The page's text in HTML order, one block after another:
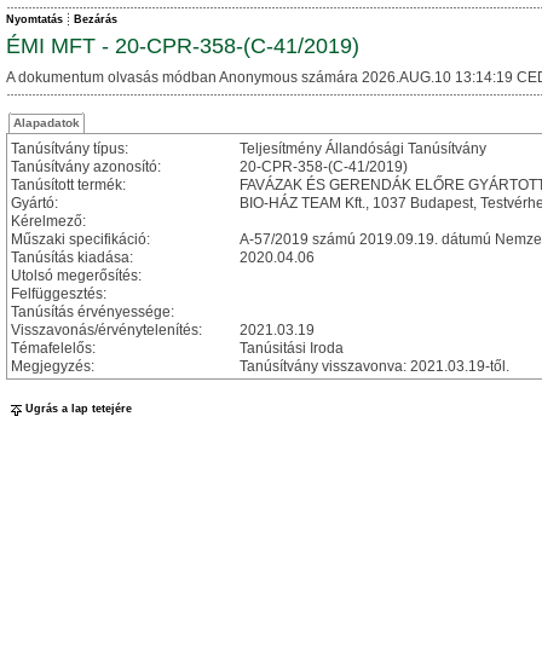
Nyomtatás Bezárás
ÉMI MFT - 20-CPR-358-(C-41/2019)
A dokumentum olvasás módban Anonymous számára 2026.AUG.10 13:14:19
Alapadatok
Tanúsítvány típus:
Teljesítmény Állandósági Tanúsítvány
Tanúsítvány azonosító:
20-CPR-358-(C-41/2019)
Tanúsított termék:
FAVÁZAK ÉS GERENDÁK ELŐRE
Gyártó:
BIO-HÁZ TEAM Kft., 1037 Budapest,
Kérelmező:
Műszaki specifikáció:
A-57/2019 számú 2019.09.19. dátumú
Tanúsítás kiadása:
2020.04.06
Utolsó megerősítés:
Felfüggesztés:
Tanúsítás érvényessége:
Visszavonás/érvénytelenítés:
2021.03.19
Témafelelős:
Tanúsitási Iroda
Megjegyzés:
Tanúsítvány visszavonva: 2021.03.19-től.
Ugrás a lap tetejére